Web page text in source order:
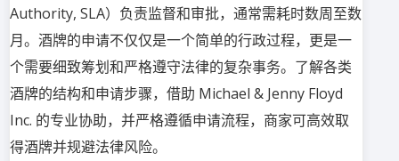
Authority, SLA）负责监督和审批，通常需耗时数周至数
月。酒牌的申请不仅仅是一个简单的行政过程，更是一
个需要细致筹划和严格遵守法律的复杂事务。了解各类
酒牌的结构和申请步骤，借助 Michael & Jenny Floyd
Inc. 的专业协助，并严格遵循申请流程，商家可高效取
得酒牌并规避法律风险。